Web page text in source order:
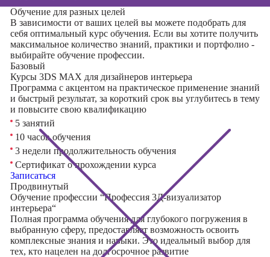
Обучение для разных целей
В зависимости от ваших целей вы можете подобрать для
себя оптимальный курс обучения. Если вы хотите получить
максимальное количество знаний, практики и портфолио -
выбирайте обучение профессии.
Базовый
Курсы 3DS MAX для дизайнеров интерьера
Программа с акцентом на практическое применение знаний
и быстрый результат, за короткий срок вы углубитесь в тему
и повысите свою квалификацию
5 занятий
10 часов обучения
3 недели продолжительность обучения
Сертификат о прохождении курса
Записаться
Продвинутый
Обучение профессии “Профессия 3Д-визуализатор
интерьера“
Полная программа обучения для глубокого погружения в
выбранную сферу, предоставляет возможность освоить
комплексные знания и навыки. Это идеальный выбор для
тех, кто нацелен на долгосрочное развитие